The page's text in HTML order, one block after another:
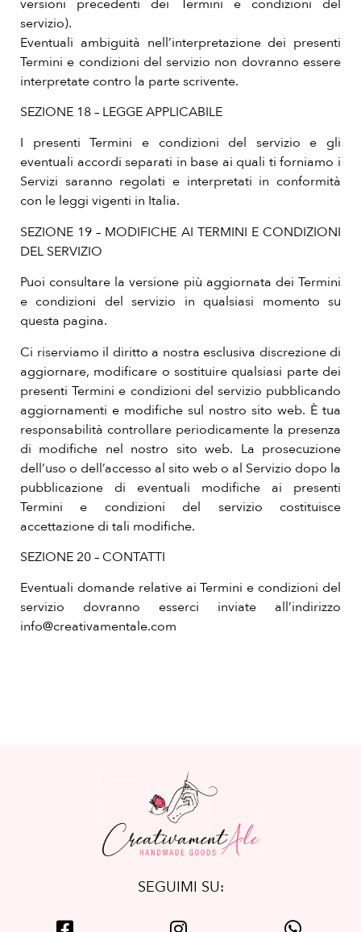
versioni precedenti dei Termini e condizioni del
servizio).
Eventuali ambiguità nell’interpretazione dei presenti
Termini e condizioni del servizio non dovranno essere
interpretate contro la parte scrivente.
SEZIONE 18 – LEGGE APPLICABILE
I presenti Termini e condizioni del servizio e gli
eventuali accordi separati in base ai quali ti forniamo i
Servizi saranno regolati e interpretati in conformità
con le leggi vigenti in Italia.
SEZIONE 19 – MODIFICHE AI TERMINI E CONDIZIONI
DEL SERVIZIO
Puoi consultare la versione più aggiornata dei Termini
e condizioni del servizio in qualsiasi momento su
questa pagina.
Ci riserviamo il diritto a nostra esclusiva discrezione di
aggiornare, modificare o sostituire qualsiasi parte dei
presenti Termini e condizioni del servizio pubblicando
aggiornamenti e modifiche sul nostro sito web. È tua
responsabilità controllare periodicamente la presenza
di modifiche nel nostro sito web. La prosecuzione
dell’uso o dell’accesso al sito web o al Servizio dopo la
pubblicazione di eventuali modifiche ai presenti
Termini e condizioni del servizio costituisce
accettazione di tali modifiche.
SEZIONE 20 – CONTATTI
Eventuali domande relative ai Termini e condizioni del
servizio dovranno esserci inviate all’indirizzo
info@creativamentale.com
SEGUIMI SU: